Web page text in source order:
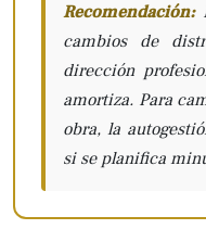
Recomendación:
cambios de
dirección
amortiza. Para
obra, la
si se planifica